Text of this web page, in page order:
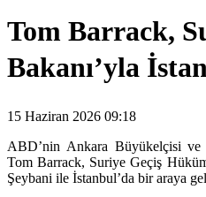
Tom Barrack,
Bakanı’yla
15 Haziran 2026 09:18
ABD’nin Ankara Büyükelçisi
Tom Barrack, Suriye Geçiş
Şeybani ile İstanbul’da bir araya